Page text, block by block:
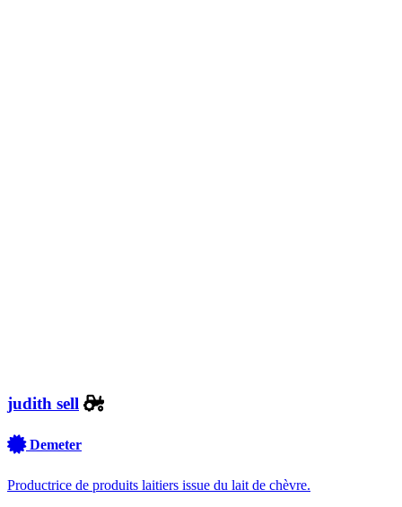
judith sell
Demeter
Productrice de produits laitiers issue du lait de chèvre.